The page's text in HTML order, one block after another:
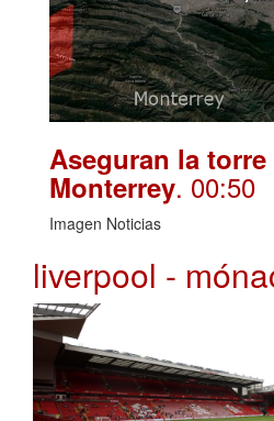
Aseguran la torre
Monterrey. 00:50
Imagen Noticias
liverpool -